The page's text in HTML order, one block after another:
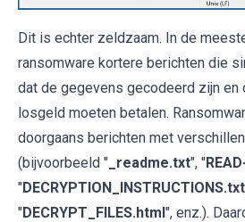
Dit is echter zeldzaam. In de
ransomware kortere berichten die
dat de gegevens gecodeerd zijn
losgeld moeten betalen.
doorgaans berichten met
(bijvoorbeeld " _readme.txt", "
"DECRYPTION_INSTRUCTIONS.txt
"DECRYPT_FILES.html", enz.).